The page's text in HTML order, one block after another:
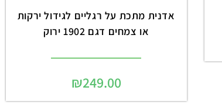
אדנית מתכת על רגליים לגידול ירקות
או צמחים דגם 1902 ירוק
₪249.00